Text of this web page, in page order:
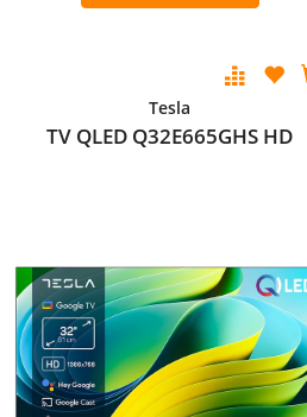
Tesla
TV QLED Q32E665GHS HD